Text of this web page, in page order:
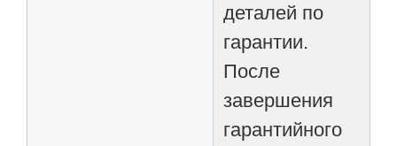
деталей по
гарантии.
После
завершения
гарантийного